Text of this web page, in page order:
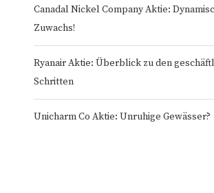
Canadal Nickel Company Aktie:
Zuwachs!
Ryanair Aktie: Überblick zu den
Schritten
Unicharm Co Aktie: Unruhige Gewässer?